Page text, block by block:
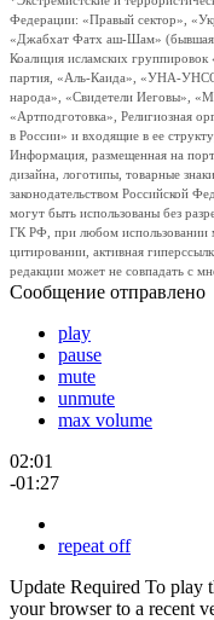
Федерации: «Правый сектор»,
«Джабхат Фатх аш-Шам» (бывшая
Коалиция исламских
партия, «Аль-Каида», «УНА-
народа», «Свидетели Иеговы»,
«Артподготовка», Религиозная
в России» и входящие в ее
Информация, размещенная на
дизайна, логотипы, товарные
законодательством Российской
могут быть использованы без
ГК РФ, при любом использовании
цитировании, активная
редакции может не совпадать с
Сообщение отправлено
play
pause
mute
unmute
max volume
02:01
-01:27
repeat off
Update Required To play
your browser to a recent